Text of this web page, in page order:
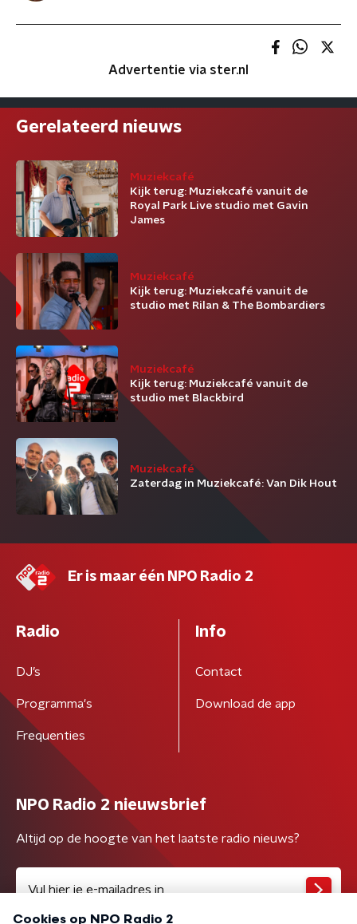
Advertentie via ster.nl
Gerelateerd nieuws
Muziekcafé
Kijk terug: Muziekcafé vanuit de
Royal Park Live studio met Gavin
James
Muziekcafé
Kijk terug: Muziekcafé vanuit de
studio met Rilan & The Bombardiers
Muziekcafé
Kijk terug: Muziekcafé vanuit de
studio met Blackbird
Muziekcafé
Zaterdag in Muziekcafé: Van Dik Hout
Er is maar één NPO Radio 2
Radio
DJ’s
Programma's
Frequenties
Info
Contact
Download de app
NPO Radio 2 nieuwsbrief
Altijd op de hoogte van het laatste radio nieuws?